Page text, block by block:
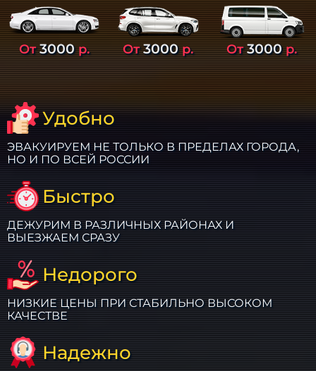
От3000р. От3000р. От3000р.
Удобно
ЭВАКУИРУЕМ НЕ ТОЛЬКО В ПРЕДЕЛАХ ГОРОДА,
НО И ПО ВСЕЙ РОССИИ
Быстро
ДЕЖУРИМ В РАЗЛИЧНЫХ РАЙОНАХ И
ВЫЕЗЖАЕМ СРАЗУ
Недорого
НИЗКИЕ ЦЕНЫ ПРИ СТАБИЛЬНО ВЫСОКОМ
КАЧЕСТВЕ
Надежно